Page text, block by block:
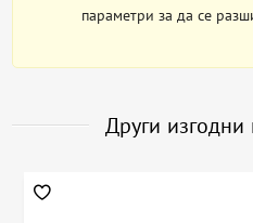
параметри за да се
Други